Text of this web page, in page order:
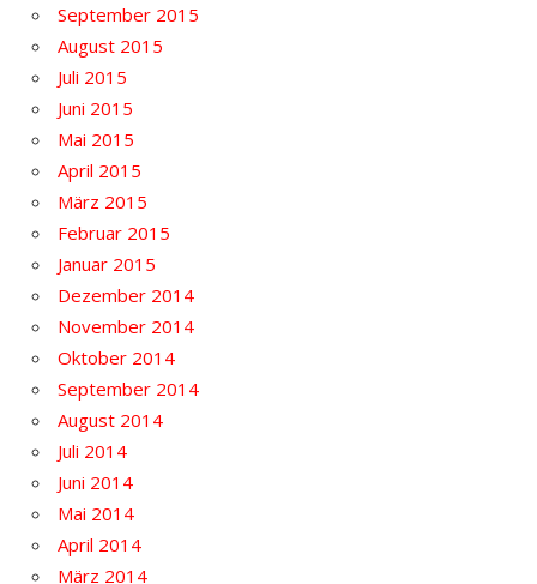
September 2015
August 2015
Juli 2015
Juni 2015
Mai 2015
April 2015
März 2015
Februar 2015
Januar 2015
Dezember 2014
November 2014
Oktober 2014
September 2014
August 2014
Juli 2014
Juni 2014
Mai 2014
April 2014
März 2014